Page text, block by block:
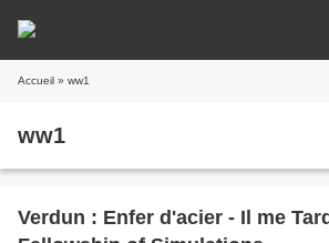
Accueil » ww1
ww1
Verdun : Enfer d'acier - Il me